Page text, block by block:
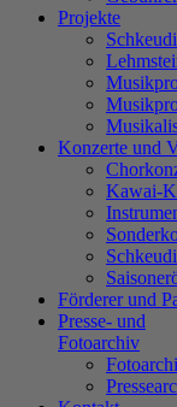
Projekte
Konzerte und
Kawai-
Förderer und
Presse- und
Fotoarchiv